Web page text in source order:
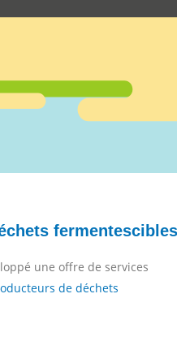
une offre de services
de déchets